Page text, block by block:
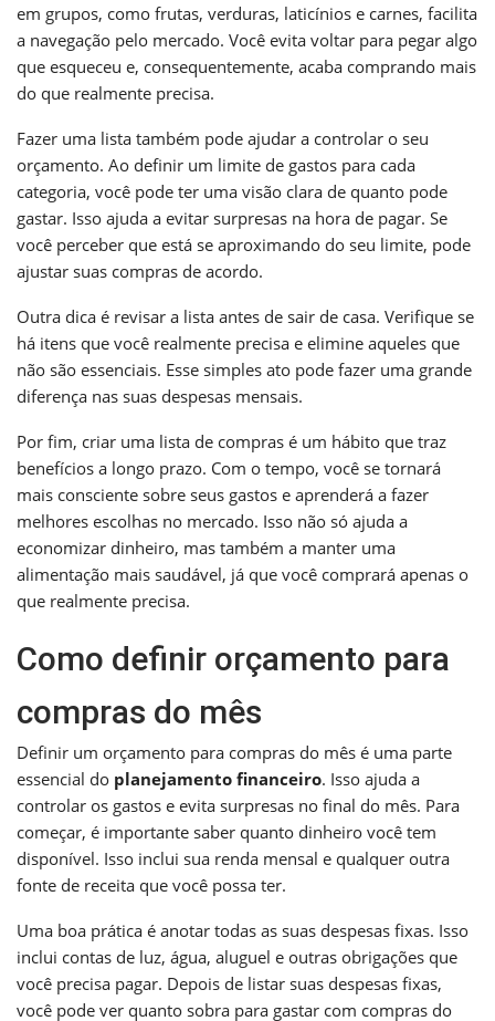
em grupos, como frutas, verduras, laticínios e carnes, facilita
a navegação pelo mercado. Você evita voltar para pegar algo
que esqueceu e, consequentemente, acaba comprando mais
do que realmente precisa.
Fazer uma lista também pode ajudar a controlar o seu
orçamento. Ao definir um limite de gastos para cada
categoria, você pode ter uma visão clara de quanto pode
gastar. Isso ajuda a evitar surpresas na hora de pagar. Se
você perceber que está se aproximando do seu limite, pode
ajustar suas compras de acordo.
Outra dica é revisar a lista antes de sair de casa. Verifique se
há itens que você realmente precisa e elimine aqueles que
não são essenciais. Esse simples ato pode fazer uma grande
diferença nas suas despesas mensais.
Por fim, criar uma lista de compras é um hábito que traz
benefícios a longo prazo. Com o tempo, você se tornará
mais consciente sobre seus gastos e aprenderá a fazer
melhores escolhas no mercado. Isso não só ajuda a
economizar dinheiro, mas também a manter uma
alimentação mais saudável, já que você comprará apenas o
que realmente precisa.
Como definir orçamento para
compras do mês
Definir um orçamento para compras do mês é uma parte
essencial do planejamento financeiro. Isso ajuda a
controlar os gastos e evita surpresas no final do mês. Para
começar, é importante saber quanto dinheiro você tem
disponível. Isso inclui sua renda mensal e qualquer outra
fonte de receita que você possa ter.
Uma boa prática é anotar todas as suas despesas fixas. Isso
inclui contas de luz, água, aluguel e outras obrigações que
você precisa pagar. Depois de listar suas despesas fixas,
você pode ver quanto sobra para gastar com compras do